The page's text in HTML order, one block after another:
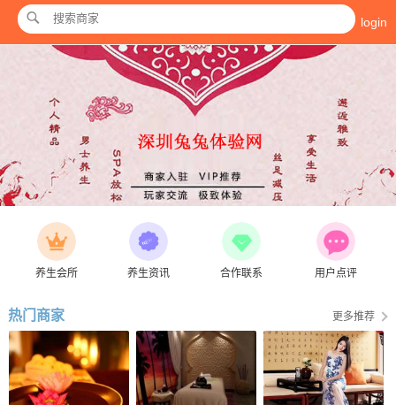
养生会所 养生资讯 合作联系 用户点评
热门商家 更多推荐
login